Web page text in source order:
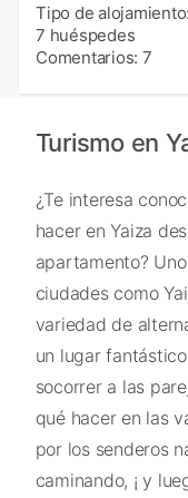
Tipo de
7 huéspedes
Comentarios: 7
Turismo en
¿Te interesa
hacer en Yaiza
apartamento?
ciudades como
variedad de
un lugar
socorrer a las
qué hacer en las
por los senderos
caminando, ¡ y